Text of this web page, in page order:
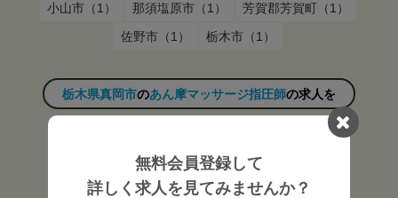
小山市（1）
那須塩原市（1）
芳賀郡芳賀町（1）
佐野市（1）
栃木市（1）
栃木県真岡市のあん摩マッサージ指圧師の求人を
常勤（17） 非常勤（9）
無料会員登録して
詳しく求人を見てみませんか？